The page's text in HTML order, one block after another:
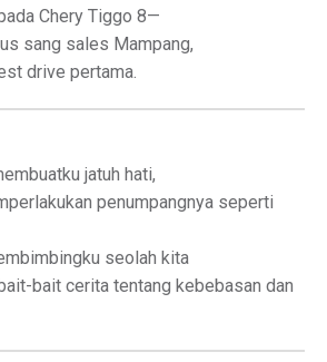
Chery Tiggo 8—
sang sales Mampang,
drive pertama.
jatuh hati,
penumpangnya seperti
seolah kita
bait cerita tentang kebebasan dan